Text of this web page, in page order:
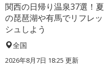
関西の日帰り温泉37選！夏
の琵琶湖や有馬でリフレッ
シュしよう
全国
2026年8月7日 18:25 更新